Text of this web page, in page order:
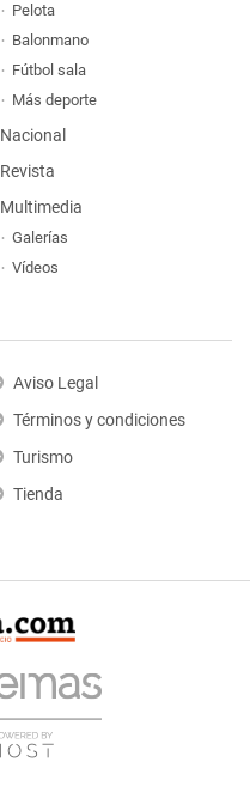
Pelota
Balonmano
Fútbol sala
Más deporte
Nacional
Revista
Multimedia
Galerías
Vídeos
Aviso Legal
Términos y condiciones
Turismo
Tienda